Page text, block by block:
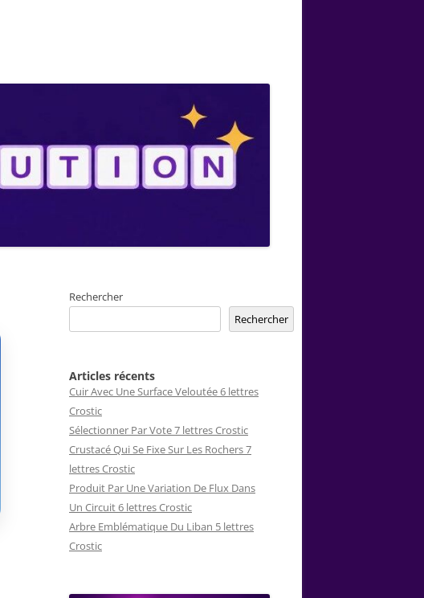
Rechercher
Rechercher
Articles récents
Cuir Avec Une Surface Veloutée 6 lettres
Crostic
Sélectionner Par Vote 7 lettres Crostic
Crustacé Qui Se Fixe Sur Les Rochers 7
lettres Crostic
Produit Par Une Variation De Flux Dans
Un Circuit 6 lettres Crostic
Arbre Emblématique Du Liban 5 lettres
Crostic